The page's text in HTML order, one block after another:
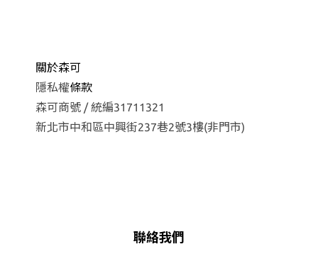
關於森可
隱私權條款
森可商號 / 統編31711321
新北市中和區中興街237巷2號3樓(非門市)
聯絡我們